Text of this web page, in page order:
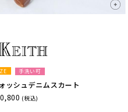
手洗い可
ッシュデニムスカート
(税込)